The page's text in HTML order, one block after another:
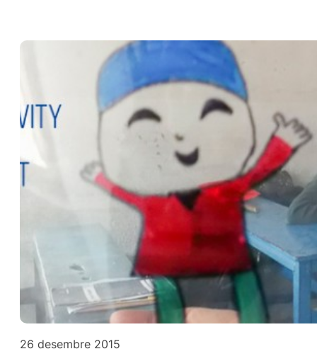
26 desembre 2015